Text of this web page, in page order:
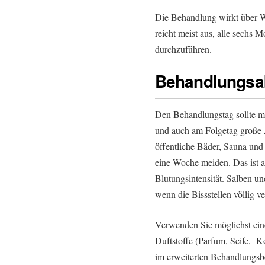
Die Behandlung wirkt über
reicht meist aus, alle sechs
durchzuführen.
Den Behandlungstag sollte
und auch am Folgetag
öffentliche Bäder, Sauna
eine Woche meiden. Das ist
Blutungsintensität. Salben
wenn die Bissstellen völlig
Verwenden Sie möglichst
Duftstoffe(Parfum, Seife,
im erweiterten